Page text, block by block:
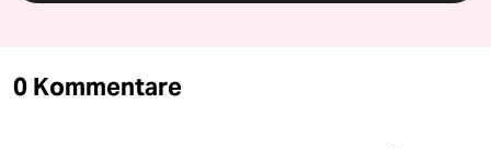
0 Kommentare